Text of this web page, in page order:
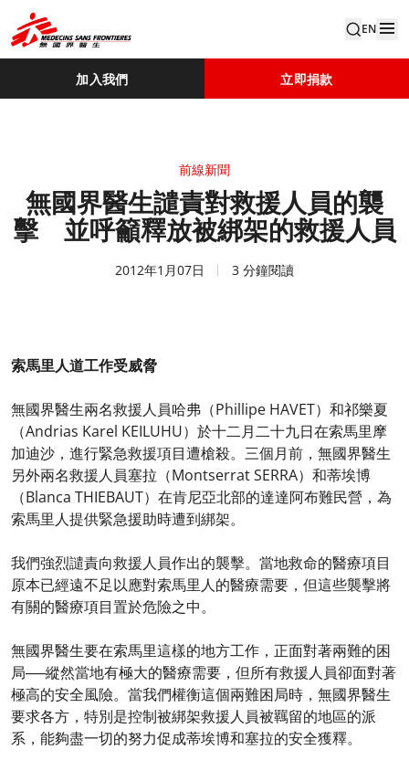
EN
加入我們 立即捐款
前線新聞
無國界醫生譴責對救援人員的襲
擊 並呼籲釋放被綁架的救援人員
2012年1月07日 3 分鐘閱讀
索馬里人道工作受威脅
無國界醫生兩名救援人員哈弗（Phillipe HAVET）和祁樂夏
（Andrias Karel KEILUHU）於十二月二十九日在索馬里摩
加迪沙，進行緊急救援項目遭槍殺。三個月前，無國界醫生
另外兩名救援人員塞拉（Montserrat SERRA）和蒂埃博
（Blanca THIEBAUT）在肯尼亞北部的達達阿布難民營，為
索馬里人提供緊急援助時遭到綁架。
我們強烈譴責向救援人員作出的襲擊。當地救命的醫療項目
原本已經遠不足以應對索馬里人的醫療需要，但這些襲擊將
有關的醫療項目置於危險之中。
無國界醫生要在索馬里這樣的地方工作，正面對著兩難的困
局──縱然當地有極大的醫療需要，但所有救援人員卻面對著
極高的安全風險。當我們權衡這個兩難困局時，無國界醫生
要求各方，特別是控制被綁架救援人員被羈留的地區的派
系，能夠盡一切的努力促成蒂埃博和塞拉的安全獲釋。